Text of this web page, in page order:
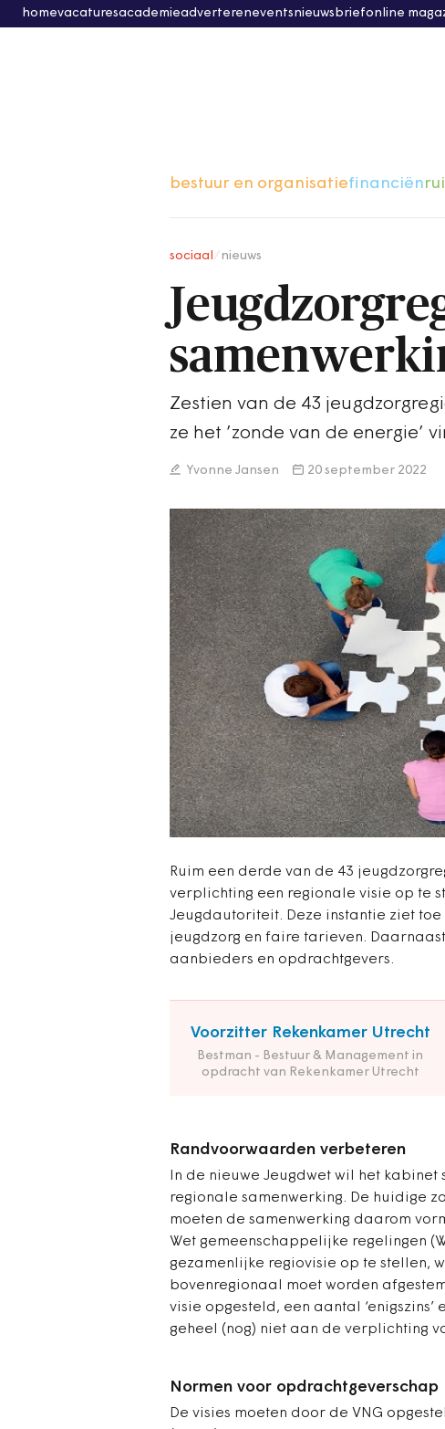
homevacaturesacademieadvertereneventsnieuwsbriefonline
bestuur en organisatiefinanciën
sociaal nieuws
Zestien van de 43
ze het ’zonde van de energie’
Yvonne Jansen 20 september 2022
Ruim een derde van de 43
verplichting een regionale visie op te
Jeugdautoriteit. Deze instantie ziet
jeugdzorg en faire tarieven.
aanbieders en opdrachtgevers.
Voorzitter Rekenkamer Utrecht
Bestman - Bestuur & Management in
opdracht van Rekenkamer Utrecht
Randvoorwaarden verbeteren
In de nieuwe Jeugdwet wil het
regionale samenwerking. De huidige
moeten de samenwerking daarom
Wet gemeenschappelijke regelingen
gezamenlijke regiovisie op te stellen,
bovenregionaal moet worden
visie opgesteld, een aantal
geheel (nog) niet aan de verplichting
Normen voor opdrachtgeverschap
De visies moeten door de VNG